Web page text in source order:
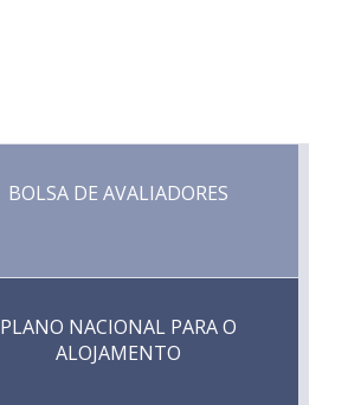
BOLSA DE AVALIADORES
PLANO NACIONAL PARA O
ALOJAMENTO